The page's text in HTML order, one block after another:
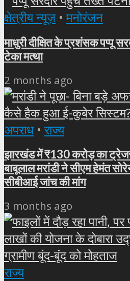
क्षेत्रीय न्यूज़ • मनोरंजन
माधुरी दीक्षित के प्रशंसक पप्पू
टेका मत्था
2 months ago
अपराध • राज्य
झारखंड में ₹130 करोड़ का
बाबूलाल मरांडी ने सीएम हेमंत
सीबीआई जांच की मांग
3 months ago
राज्य